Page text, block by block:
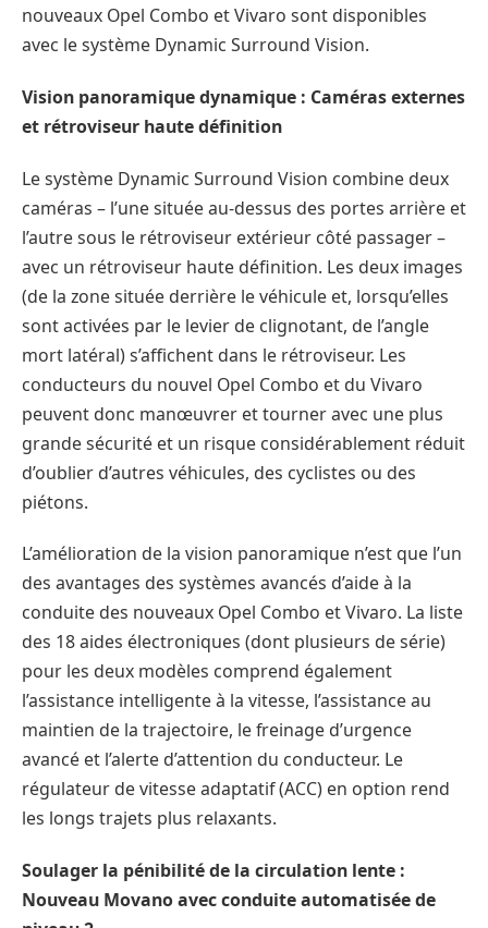
nouveaux Opel Combo et Vivaro sont disponibles
avec le système Dynamic Surround Vision.
Vision panoramique dynamique : Caméras externes
et rétroviseur haute définition
Le système Dynamic Surround Vision combine deux
caméras – l’une située au-dessus des portes arrière et
l’autre sous le rétroviseur extérieur côté passager –
avec un rétroviseur haute définition. Les deux images
(de la zone située derrière le véhicule et, lorsqu’elles
sont activées par le levier de clignotant, de l’angle
mort latéral) s’affichent dans le rétroviseur. Les
conducteurs du nouvel Opel Combo et du Vivaro
peuvent donc manœuvrer et tourner avec une plus
grande sécurité et un risque considérablement réduit
d’oublier d’autres véhicules, des cyclistes ou des
piétons.
L’amélioration de la vision panoramique n’est que l’un
des avantages des systèmes avancés d’aide à la
conduite des nouveaux Opel Combo et Vivaro. La liste
des 18 aides électroniques (dont plusieurs de série)
pour les deux modèles comprend également
l’assistance intelligente à la vitesse, l’assistance au
maintien de la trajectoire, le freinage d’urgence
avancé et l’alerte d’attention du conducteur. Le
régulateur de vitesse adaptatif (ACC) en option rend
les longs trajets plus relaxants.
Soulager la pénibilité de la circulation lente :
Nouveau Movano avec conduite automatisée de